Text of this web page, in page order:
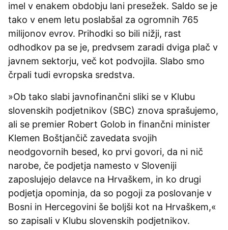
imel v enakem obdobju lani presežek. Saldo se je
tako v enem letu poslabšal za ogromnih 765
milijonov evrov. Prihodki so bili nižji, rast
odhodkov pa se je, predvsem zaradi dviga plač v
javnem sektorju, več kot podvojila. Slabo smo
črpali tudi evropska sredstva.
»Ob tako slabi javnofinančni sliki se v Klubu
slovenskih podjetnikov (SBC) znova sprašujemo,
ali se premier Robert Golob in finančni minister
Klemen Boštjančič zavedata svojih
neodgovornih besed, ko prvi govori, da ni nič
narobe, če podjetja namesto v Sloveniji
zaposlujejo delavce na Hrvaškem, in ko drugi
podjetja opominja, da so pogoji za poslovanje v
Bosni in Hercegovini še boljši kot na Hrvaškem,«
so zapisali v Klubu slovenskih podjetnikov.